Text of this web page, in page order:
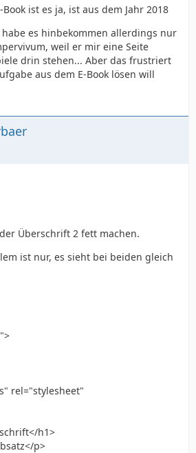
ist es ja, ist aus dem Jahr 2018
es hinbekommen allerdings nur
weil er mir eine Seite
drin stehen... Aber das frustriert
aus dem E-Book lösen will
Überschrift 2 fett machen.
ist nur, es sieht bei beiden gleich
rel="stylesheet"
h1>
p>